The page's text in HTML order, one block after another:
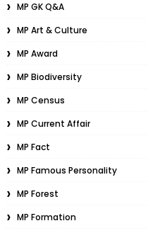
MP GK Q&A
MP Art & Culture
MP Award
MP Biodiversity
MP Census
MP Current Affair
MP Fact
MP Famous Personality
MP Forest
MP Formation